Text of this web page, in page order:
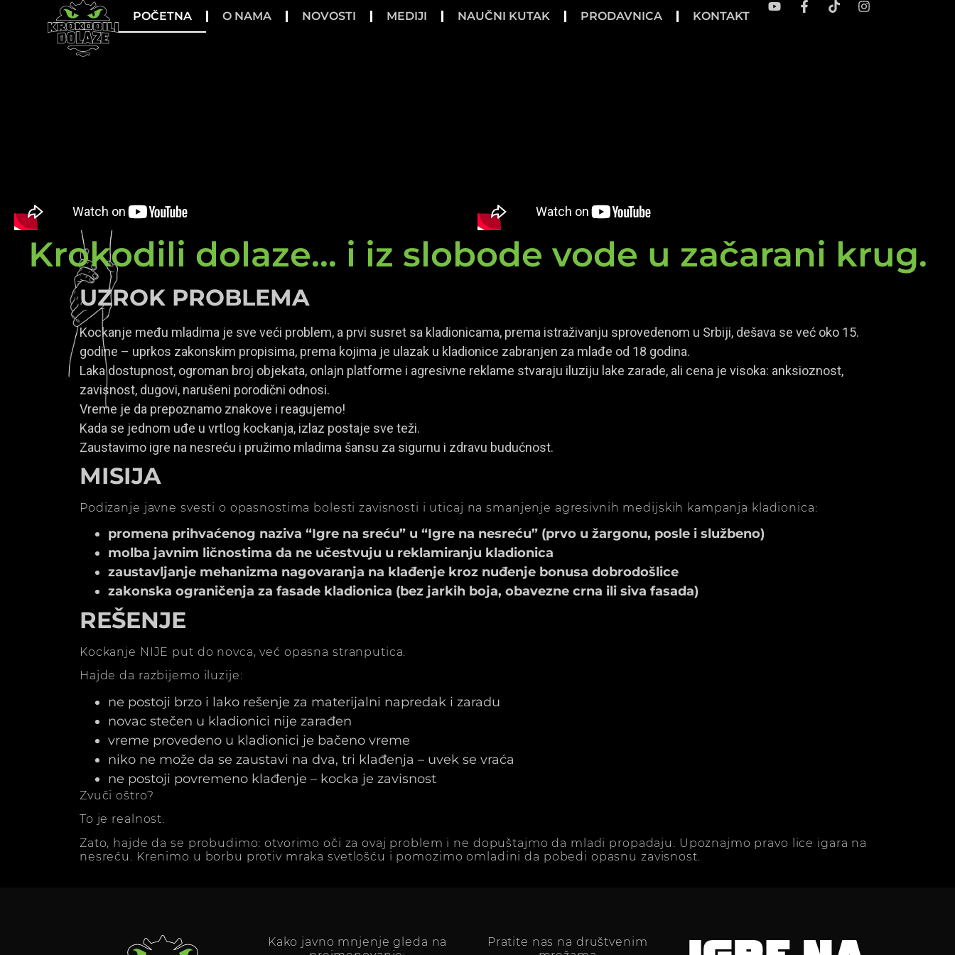
POČETNA O NAMA NOVOSTI MEDIJI NAUČNI KUTAK PRODAVNICA KONTAKT
Krokodili dolaze... i iz slobode vode u začarani krug.
UZROK PROBLEMA
Kockanje među mladima je sve veći problem, a prvi susret sa kladionicama, prema istraživanju sprovedenom u Srbiji, dešava se već oko 15.
godine – uprkos zakonskim propisima, prema kojima je ulazak u kladionice zabranjen za mlađe od 18 godina.
Laka dostupnost, ogroman broj objekata, onlajn platforme i agresivne reklame stvaraju iluziju lake zarade, ali cena je visoka: anksioznost,
zavisnost, dugovi, narušeni porodični odnosi.
Vreme je da prepoznamo znakove i reagujemo!
Kada se jednom uđe u vrtlog kockanja, izlaz postaje sve teži.
Zaustavimo igre na nesreću i pružimo mladima šansu za sigurnu i zdravu budućnost.
MISIJA
Podizanje javne svesti o opasnostima bolesti zavisnosti i uticaj na smanjenje agresivnih medijskih kampanja kladionica:
promena prihvaćenog naziva “Igre na sreću” u “Igre na nesreću” (prvo u žargonu, posle i službeno)
molba javnim ličnostima da ne učestvuju u reklamiranju kladionica
zaustavljanje mehanizma nagovaranja na klađenje kroz nuđenje bonusa dobrodošlice
zakonska ograničenja za fasade kladionica (bez jarkih boja, obavezne crna ili siva fasada)
REŠENJE
Kockanje NIJE put do novca, već opasna stranputica.
Hajde da razbijemo iluzije:
ne postoji brzo i lako rešenje za materijalni napredak i zaradu
novac stečen u kladionici nije zarađen
vreme provedeno u kladionici je bačeno vreme
niko ne može da se zaustavi na dva, tri klađenja – uvek se vraća
ne postoji povremeno klađenje – kocka je zavisnost
Zvuči oštro?
To je realnost.
Zato, hajde da se probudimo: otvorimo oči za ovaj problem i ne dopuštajmo da mladi propadaju. Upoznajmo pravo lice igara na
nesreću. Krenimo u borbu protiv mraka svetlošću i pomozimo omladini da pobedi opasnu zavisnost.
Kako javno mnjenje gleda na
Pratite nas na društvenim